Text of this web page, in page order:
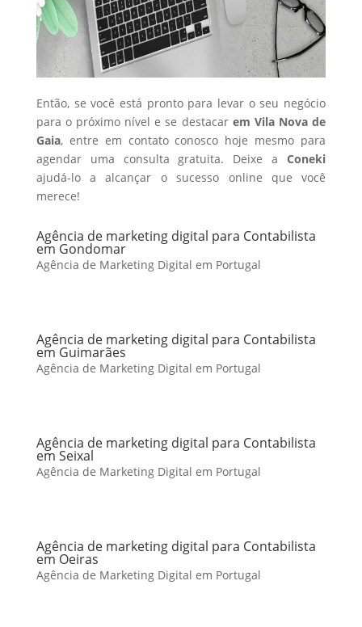
Então, se você está pronto para levar o seu negócio
para o próximo nível e se destacar em Vila Nova de
Gaia, entre em contato conosco hoje mesmo para
agendar uma consulta gratuita. Deixe aConeki
ajudá-lo a alcançar o sucesso online que você
merece!
Agência de marketing digital para Contabilista
em Gondomar
Agência de Marketing Digital em Portugal
Agência de marketing digital para Contabilista
em Guimarães
Agência de Marketing Digital em Portugal
Agência de marketing digital para Contabilista
em Seixal
Agência de Marketing Digital em Portugal
Agência de marketing digital para Contabilista
em Oeiras
Agência de Marketing Digital em Portugal